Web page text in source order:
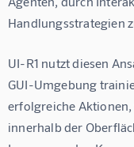
Handlungsstrategien
UI-R1 nutzt diesen
GUI-Umgebung
erfolgreiche
innerhalb der